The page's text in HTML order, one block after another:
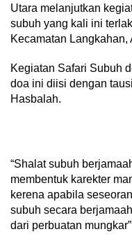
Utara melanjutkan
subuh yang kali ini
Kecamatan Langkahan,
Kegiatan Safari Subuh
doa ini diisi dengan
Hasbalah.
“Shalat subuh
membentuk karekter
kerena apabila
subuh secara
dari perbuatan